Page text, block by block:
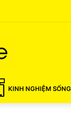
KINH NGHIỆM SỐNG